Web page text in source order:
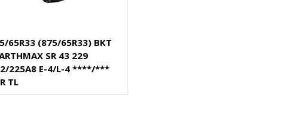
65R33 (875/65R33) BKT
SR 43 229
225A8 E-4/L-4 ****/***
TL